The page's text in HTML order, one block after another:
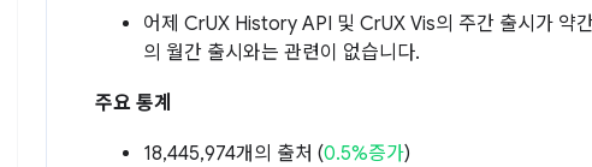
어제 CrUX History API 및 CrUX Vis의 주간 출시가 약
의 월간 출시와는 관련이 없습니다.
주요 통계
18,445,974개의 출처 (0.5%증가)